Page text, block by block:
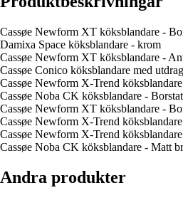
Cassøe Newform XT köksblandare -
Damixa Space köksblandare - krom
Cassøe Newform XT köksblandare -
Cassøe Conico köksblandare med
Cassøe Newform X-Trend
Cassøe Noba CK köksblandare -
Cassøe Newform XT köksblandare -
Cassøe Newform X-Trend
Cassøe Newform X-Trend
Cassøe Noba CK köksblandare - Matt
Andra produkter